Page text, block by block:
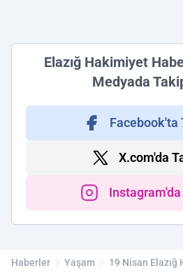
Elazığ Hakimiyet
Medyada
Facebook'ta
X.com'da
Haberler Yaşam 19 Nisan Elazığ